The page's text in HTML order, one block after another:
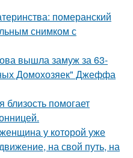
померанский
снимком с
вышла замуж за 63-
Домохозяек" Джеффа
близость помогает
у которой уже
на свой путь, на